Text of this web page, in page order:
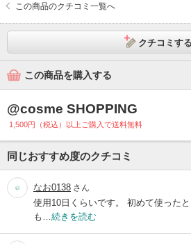
この商品のクチコミ一覧へ
クチコミする
この商品を購入する
@cosme SHOPPING
1,500円（税込）以上ご購入で送料無料
同じおすすめ度のクチコミ
なお0138 さん
使用10日くらいです。 初めて使った
も… 続きを読む